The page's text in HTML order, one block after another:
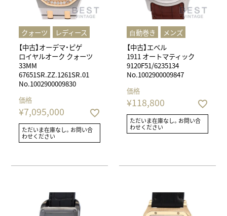
クォーツ
レディース
【中古】オーデマ・ピゲ
ロイヤルオーク クォーツ
33MM
67651SR.ZZ.1261SR.01
No.1002900009830
価格
¥7,095,000
ただいま在庫なし。お問い合
わせください
⾃動巻き
メンズ
【中古】エベル
1911 オートマティック
9120F51/6235134
No.1002900009847
価格
¥118,800
ただいま在庫なし。お問い合
わせください